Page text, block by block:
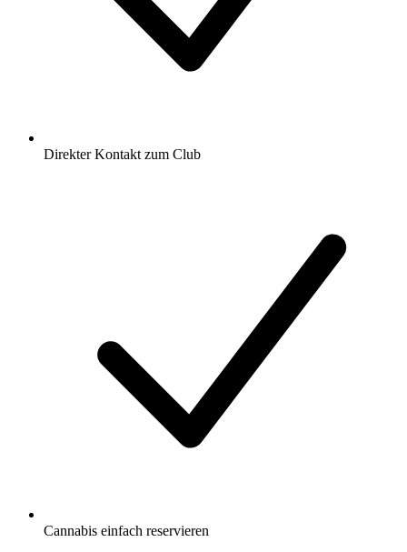
Direkter Kontakt zum Club
Cannabis einfach reservieren